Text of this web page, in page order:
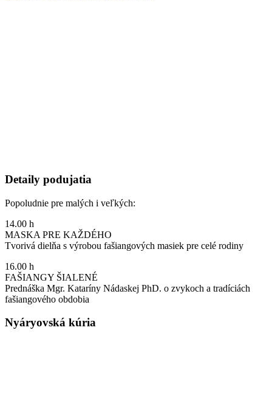
Detaily podujatia
Popoludnie pre malých i veľkých:
14.00 h
MASKA PRE KAŽDÉHO
Tvorivá dielňa s výrobou fašiangových masiek pre celé rodiny
16.00 h
FAŠIANGY ŠIALENÉ
Prednáška Mgr. Kataríny Nádaskej PhD. o zvykoch a tradíciách
fašiangového obdobia
Nyáryovská kúria